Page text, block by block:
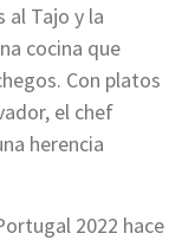
al Tajo y la
cocina que
Con platos
el chef
herencia
2022 hace